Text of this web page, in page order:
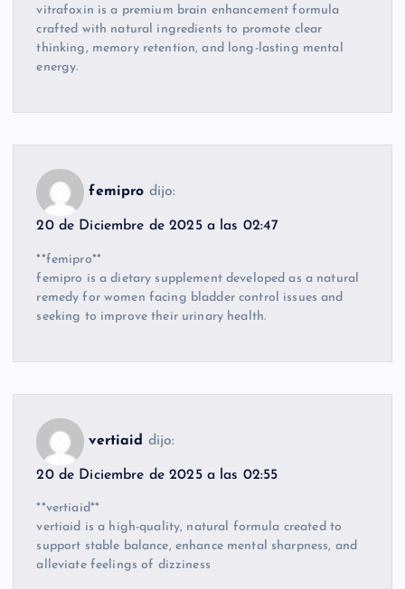
vitrafoxin is a premium brain enhancement formula
crafted with natural ingredients to promote clear
thinking, memory retention, and long-lasting mental
energy.
femipro dijo:
20 de Diciembre de 2025 a las 02:47
**femipro**
femipro is a dietary supplement developed as a natural
remedy for women facing bladder control issues and
seeking to improve their urinary health.
vertiaid dijo:
20 de Diciembre de 2025 a las 02:55
**vertiaid**
vertiaid is a high-quality, natural formula created to
support stable balance, enhance mental sharpness, and
alleviate feelings of dizziness